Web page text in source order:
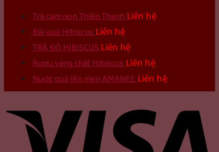
Trà cam non Thiên Thanh Liên hệ
Đài quả Hibiscus Liên hệ
TRÀ ĐỎ HIBISCUS Liên hệ
Rượu vang chát Hibiscus Liên hệ
Nước quả lên men AMANEE Liên hệ